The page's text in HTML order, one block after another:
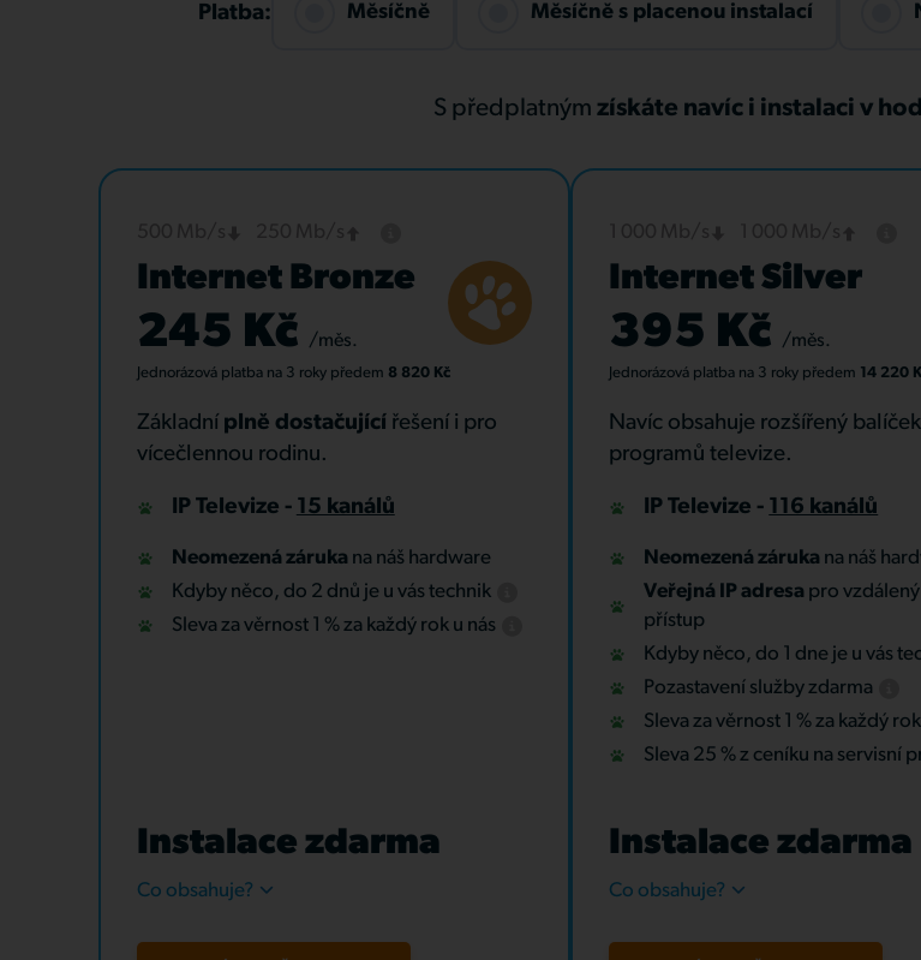
Platba: Měsíčně Měsíčně s placenou instalací
S předplatným získáte navíc i instalaci v
Internet Bronze
245 Kč /měs.
Jednorázová platba na 3 rokypředem 8 820 Kč
Základní plně dostačující řešení i pro
vícečlennou rodinu.
IP Televize - 15 kanálů
Neomezená záruka na náš hardware
Kdyby něco, do 2 dnů je u vás technik
Sleva za věrnost 1 % za každý rok u nás
Instalace zdarma
Co obsahuje?
Internet Silver
395 Kč /měs.
Jednorázová platba na 3 roky předem 14 220
Navíc obsahuje rozšířený balíček
programů televize.
IP Televize - 116 kanálů
Neomezená záruka na náš
Veřejná IP adresa pro vzdálený
přístup
Kdyby něco, do 1 dne je u vás
Pozastavení služby zdarma
Sleva za věrnost 1 % za každý
Sleva 25 % z ceníku na servisní
Instalace zdarma
Co obsahuje?